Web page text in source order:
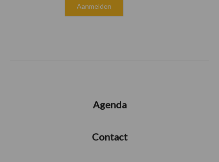
Agenda
Contact